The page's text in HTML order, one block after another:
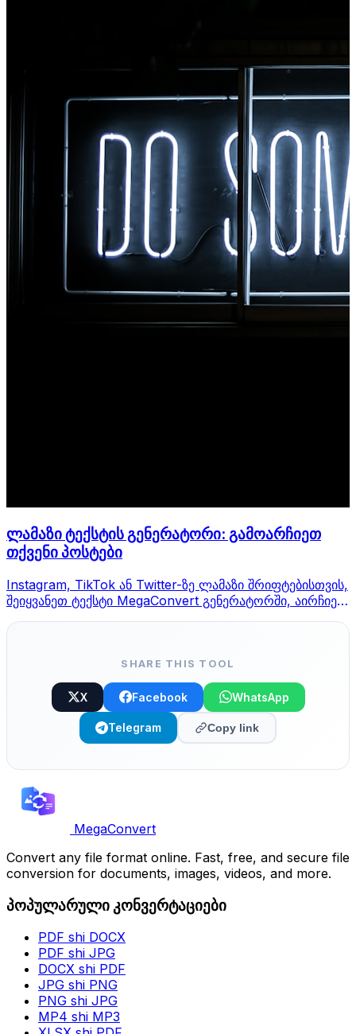
ლამაზი ტექსტის გენერატორი: გამოარჩიეთ
თქვენი პოსტები
Instagram, TikTok ან Twitter-ზე ლამაზი შრიფტებისთვის,
შეიყვანეთ ტექსტი MegaConvert გენერატორში, აირჩიეთ
SHARE THIS TOOL
X Facebook WhatsApp
Telegram Copy link
MegaConvert
Convert any file format online. Fast, free, and secure file
conversion for documents, images, videos, and more.
პოპულარული კონვერტაციები
PDF shi DOCX
PDF shi JPG
DOCX shi PDF
JPG shi PNG
PNG shi JPG
MP4 shi MP3